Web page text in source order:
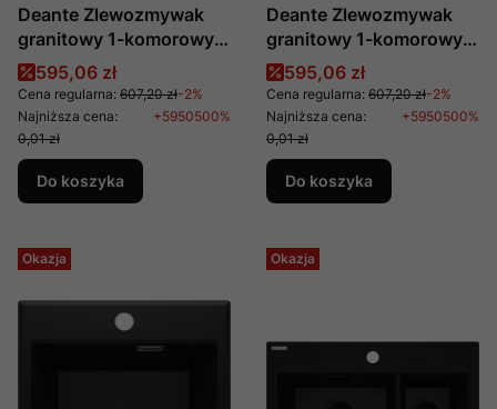
Deante Zlewozmywak
granitowy 1-komorowy
Zorba Nero ZQZ N103
Cena promocyjna
595,06 zł
Cena regularna: 607,20 zł-2%
Najniższa cena:
0,01 zł
+5950500%
Do koszyka
Deante Zlewozmywak
granitowy 1-komorowy
Zorba ZQZ G103
Cena promocyjna
595,06 zł
Cena regularna: 607,20 zł-2%
Najniższa cena:
0,01 zł
+5950500%
Do koszyka
Okazja Okazja